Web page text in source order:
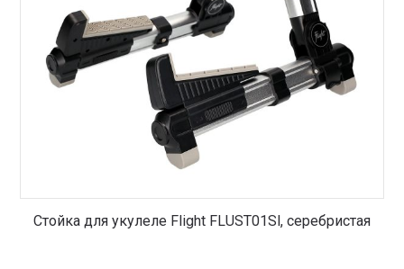
Стойка для укулеле Flight FLUST01Sl, серебристая